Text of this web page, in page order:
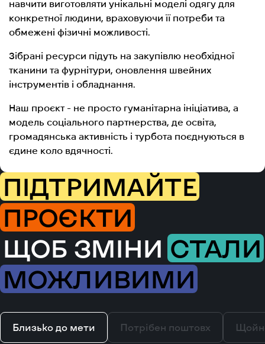
навчити виготовляти унікальні моделі одягу для
конкретної людини, враховуючи її потреби та
обмежені фізичні можливості.
Зібрані ресурси підуть на закупівлю необхідної
тканини та фурнітури, оновлення швейних
інструментів і обладнання.
Наш проєкт - не просто гуманітарна ініціатива, а
модель соціального партнерства, де освіта,
громадянська активність і турбота поєднуються в
єдине коло вдячності.
ПІДТРИМАЙТЕ
ПРОЄКТИ
ЩОБ ЗМІНИ СТАЛИ
МОЖЛИВИМИ
Близько до мети Потрібен поштовх